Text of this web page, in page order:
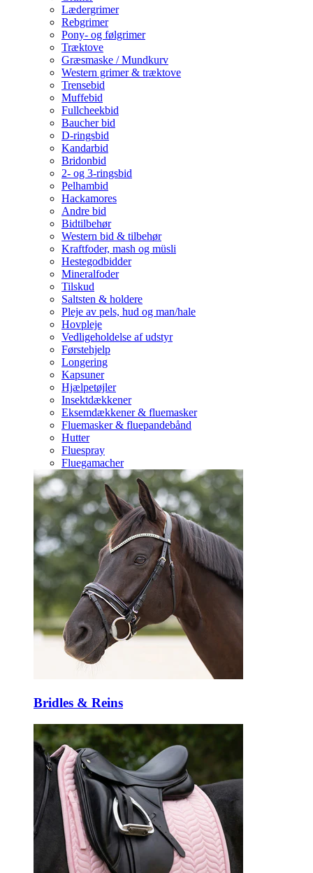
Lædergrimer
Rebgrimer
Pony- og følgrimer
Træktove
Græsmaske / Mundkurv
Western grimer & træktove
Trensebid
Muffebid
Fullcheekbid
Baucher bid
D-ringsbid
Kandarbid
Bridonbid
2- og 3-ringsbid
Pelhambid
Hackamores
Andre bid
Bidtilbehør
Western bid & tilbehør
Kraftfoder, mash og müsli
Hestegodbidder
Mineralfoder
Tilskud
Saltsten & holdere
Pleje av pels, hud og man/hale
Hovpleje
Vedligeholdelse af udstyr
Førstehjelp
Longering
Kapsuner
Hjælpetøjler
Insektdækkener
Eksemdækkener & fluemasker
Fluemasker & fluepandebånd
Hutter
Fluespray
Fluegamacher
Bridles & Reins